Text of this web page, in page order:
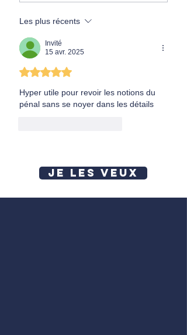
Les plus récents
Invité
15 avr. 2025
Noté 5 étoiles sur 5.
Hyper utile pour revoir les notions du
pénal sans se noyer dans les détails
JE LES VEUX